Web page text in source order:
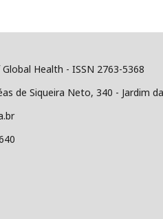
Health - ISSN 2763-5368
de Siqueira Neto, 340 - Jardim